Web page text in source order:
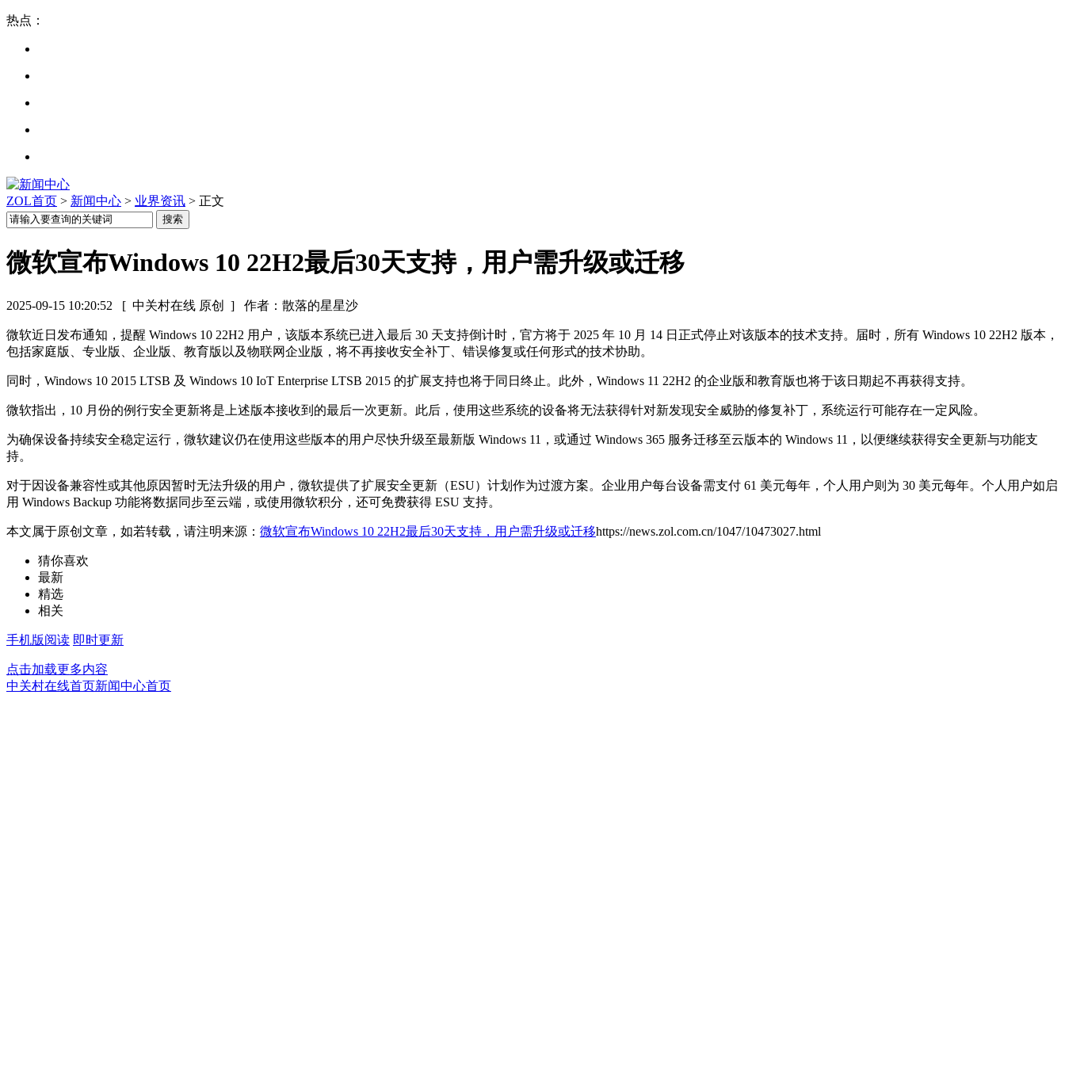
热点：
ZOL首页 > 新闻中心 > 业界资讯 > 正文
微软宣布Windows 10 22H2最后30天支持，用户需升级或迁移
2025-09-15 10:20:52 [ 中关村在线 原创 ] 作者：散落的星星沙
微软近日发布通知，提醒 Windows 10 22H2 用户，该版本系统已进入最后 30 天支持倒计时，官方将于 2025 年 10 月 14 日正式停止对该版本的技术支持。届时，所有 Windows 10 22H2 版本，
包括家庭版、专业版、企业版、教育版以及物联网企业版，将不再接收安全补丁、错误修复或任何形式的技术协助。
同时，Windows 10 2015 LTSB 及 Windows 10 IoT Enterprise LTSB 2015 的扩展支持也将于同日终止。此外，Windows 11 22H2 的企业版和教育版也将于该日期起不再获得支持。
微软指出，10 月份的例行安全更新将是上述版本接收到的最后一次更新。此后，使用这些系统的设备将无法获得针对新发现安全威胁的修复补丁，系统运行可能存在一定风险。
为确保设备持续安全稳定运行，微软建议仍在使用这些版本的用户尽快升级至最新版 Windows 11，或通过 Windows 365 服务迁移至云版本的 Windows 11，以便继续获得安全更新与功能支
持。
对于因设备兼容性或其他原因暂时无法升级的用户，微软提供了扩展安全更新（ESU）计划作为过渡方案。企业用户每台设备需支付 61 美元每年，个人用户则为 30 美元每年。个人用户如启
用 Windows Backup 功能将数据同步至云端，或使用微软积分，还可免费获得 ESU 支持。
本文属于原创文章，如若转载，请注明来源： 微软宣布Windows 10 22H2最后30天支持，用户需升级或迁移https://news.zol.com.cn/1047/10473027.html
猜你喜欢
最新
精选
相关
手机版阅读 即时更新
点击加载更多内容
中关村在线首页新闻中心首页